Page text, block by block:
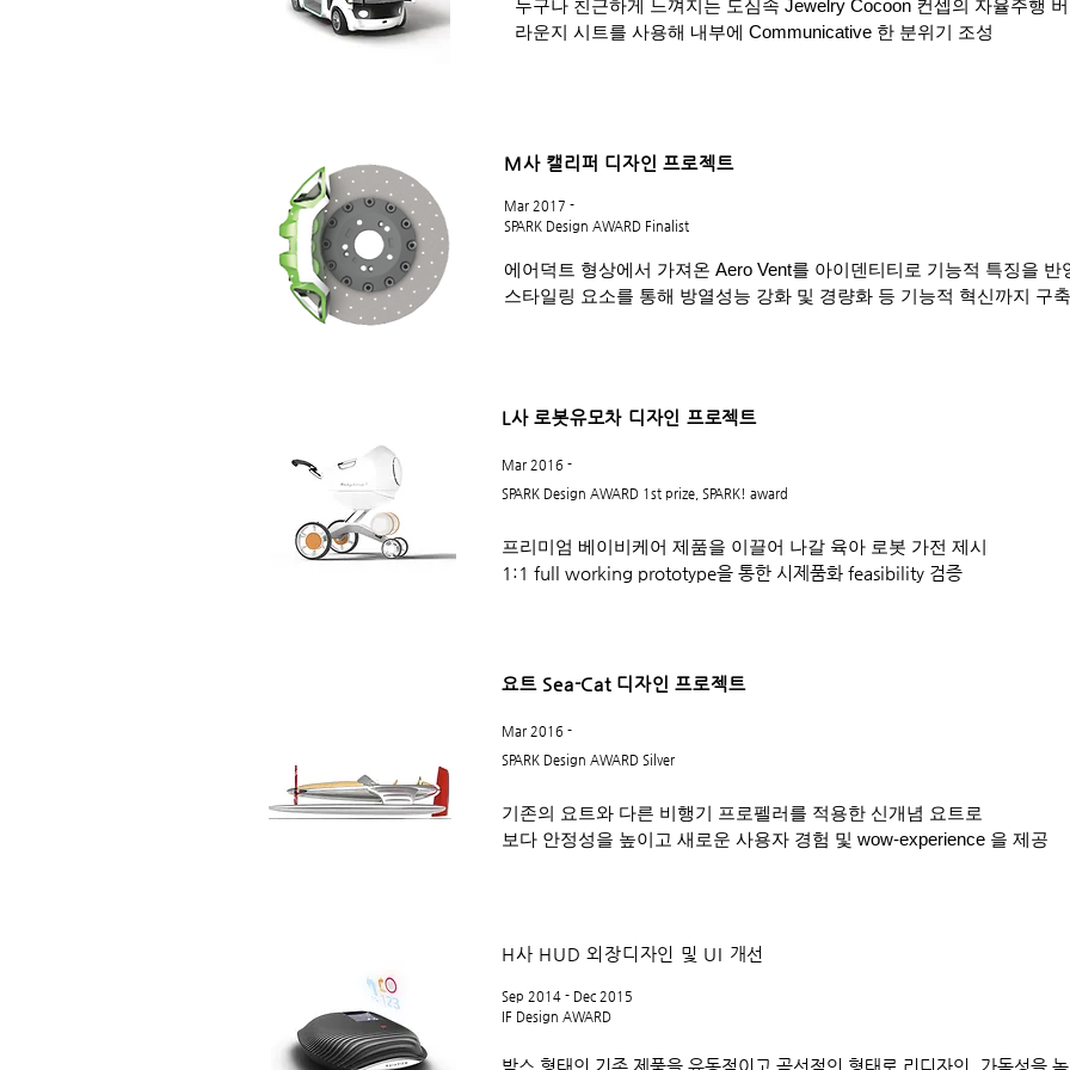
누구나 친근하게 느껴지는 도심속 Jewelry Cocoon 컨셉의 자율주행
라운지 시트를 사용해 내부에 Communicative 한 분위기 조성
M사 캘리퍼 디자인 프로젝트
Mar 2017 -
SPARK Design AWARD Finalist
에어덕트 형상에서 가져온 Aero Vent를 아이덴티티로 기능적 특징을 반
스타일링 요소를 통해 방열성능 강화 및 경량화 등 기능적 혁신까지 구축
L사 로봇유모차 디자인 프로젝트
Mar 2016 -
SPARK Design AWARD 1st prize, SPARK! award
프리미엄 베이비케어 제품을 이끌어 나갈 육아 로봇 가전 제시
1:1 full working prototype을 통한 시제품화 feasibility 검증
요트 Sea-Cat 디자인 프로젝트
Mar 2016 -
SPARK Design AWARD Silver
기존의 요트와 다른 비행기 프로펠러를 적용한 신개념 요트로
보다 안정성을 높이고 새로운 사용자 경험 및 wow-experience 을 제공
H사 HUD 외장디자인 및 UI 개선
Sep 2014 - Dec 2015
IF Design AWARD
박스 형태의 기존 제품을 유동적이고 곡선적인 형태로 리디자인, 가독성을